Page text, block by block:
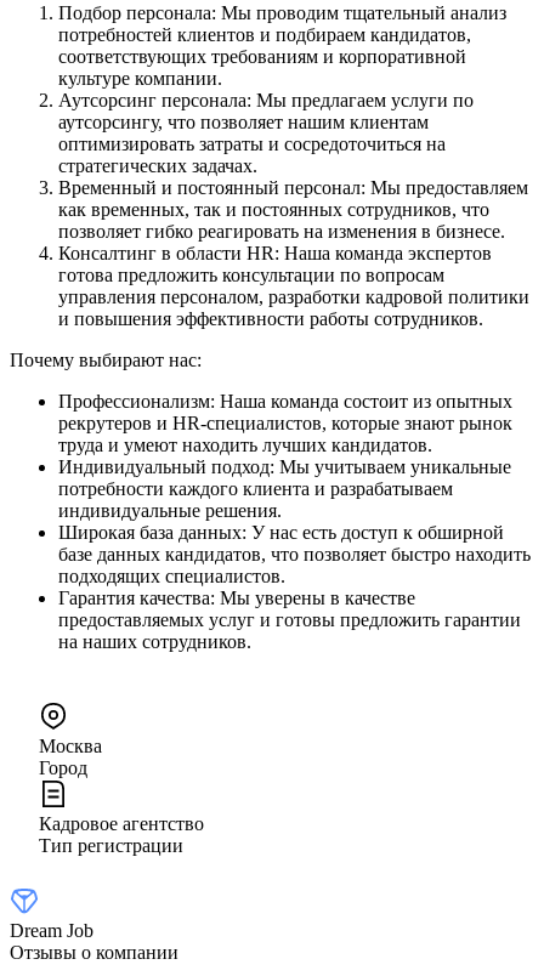
Подбор персонала: Мы проводим тщательный анализ
потребностей клиентов и подбираем кандидатов,
соответствующих требованиям и корпоративной
культуре компании.
Аутсорсинг персонала: Мы предлагаем услуги по
аутсорсингу, что позволяет нашим клиентам
оптимизировать затраты и сосредоточиться на
стратегических задачах.
Временный и постоянный персонал: Мы предоставляем
как временных, так и постоянных сотрудников, что
позволяет гибко реагировать на изменения в бизнесе.
Консалтинг в области HR: Наша команда экспертов
готова предложить консультации по вопросам
управления персоналом, разработки кадровой политики
и повышения эффективности работы сотрудников.
Почему выбирают нас:
Профессионализм: Наша команда состоит из опытных
рекрутеров и HR-специалистов, которые знают рынок
труда и умеют находить лучших кандидатов.
Индивидуальный подход: Мы учитываем уникальные
потребности каждого клиента и разрабатываем
индивидуальные решения.
Широкая база данных: У нас есть доступ к обширной
базе данных кандидатов, что позволяет быстро находить
подходящих специалистов.
Гарантия качества: Мы уверены в качестве
предоставляемых услуг и готовы предложить гарантии
на наших сотрудников.
Москва
Город
Кадровое агентство
Тип регистрации
Dream Job
Отзывы о компании